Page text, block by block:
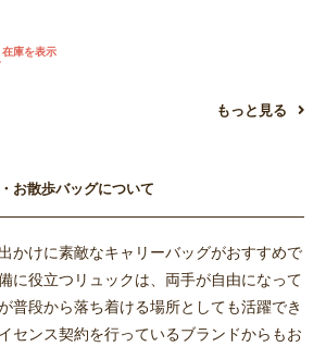
庫を表示
もっと見る
お散歩バッグについて
かけに素敵なキャリーバッグがおすすめで
に役立つリュックは、両手が自由になって
普段から落ち着ける場所としても活躍でき
センス契約を行っているブランドからもお